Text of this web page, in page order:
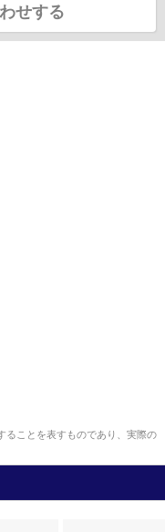
せする
ことを表すものであり、実際の